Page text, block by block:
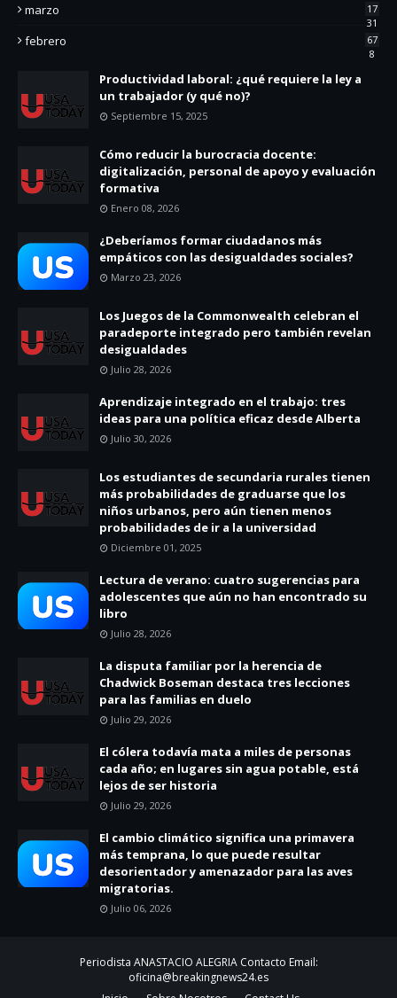
marzo
17
31
febrero
67
8
Productividad laboral: ¿qué requiere la ley a
un trabajador (y qué no)?
Septiembre 15, 2025
Cómo reducir la burocracia docente:
digitalización, personal de apoyo y evaluación
formativa
Enero 08, 2026
¿Deberíamos formar ciudadanos más
empáticos con las desigualdades sociales?
Marzo 23, 2026
Los Juegos de la Commonwealth celebran el
paradeporte integrado pero también revelan
desigualdades
Julio 28, 2026
Aprendizaje integrado en el trabajo: tres
ideas para una política eficaz desde Alberta
Julio 30, 2026
Los estudiantes de secundaria rurales tienen
más probabilidades de graduarse que los
niños urbanos, pero aún tienen menos
probabilidades de ir a la universidad
Diciembre 01, 2025
Lectura de verano: cuatro sugerencias para
adolescentes que aún no han encontrado su
libro
Julio 28, 2026
La disputa familiar por la herencia de
Chadwick Boseman destaca tres lecciones
para las familias en duelo
Julio 29, 2026
El cólera todavía mata a miles de personas
cada año; en lugares sin agua potable, está
lejos de ser historia
Julio 29, 2026
El cambio climático significa una primavera
más temprana, lo que puede resultar
desorientador y amenazador para las aves
migratorias.
Julio 06, 2026
Periodista ANASTACIO ALEGRIA Contacto Email:
oficina@breakingnews24.es